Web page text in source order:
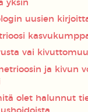
yksin
uusien
vai
ja kivun
olet halunnut